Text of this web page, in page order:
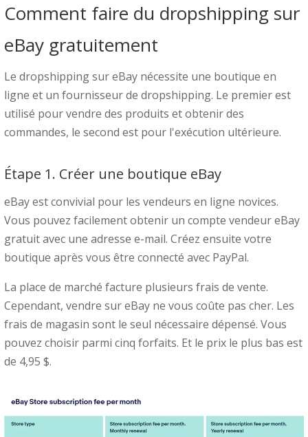
Comment faire du dropshipping sur
eBay gratuitement
Le dropshipping sur eBay nécessite une boutique en
ligne et un fournisseur de dropshipping. Le premier est
utilisé pour vendre des produits et obtenir des
commandes, le second est pour l'exécution ultérieure.
Étape 1. Créer une boutique eBay
eBay est convivial pour les vendeurs en ligne novices.
Vous pouvez facilement obtenir un compte vendeur eBay
gratuit avec une adresse e-mail. Créez ensuite votre
boutique après vous être connecté avec PayPal.
La place de marché facture plusieurs frais de vente.
Cependant, vendre sur eBay ne vous coûte pas cher. Les
frais de magasin sont le seul nécessaire dépensé. Vous
pouvez choisir parmi cinq forfaits. Et le prix le plus bas est
de 4,95 $.